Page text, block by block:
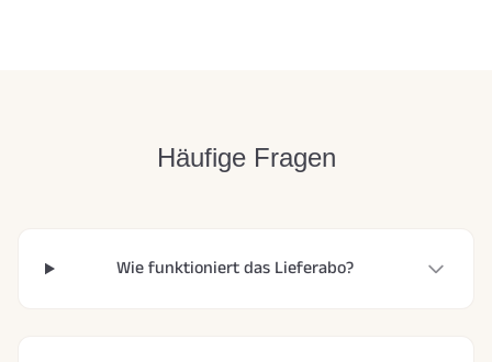
Häufige Fragen
Wie funktioniert das Lieferabo?